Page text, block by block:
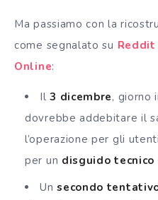
Ma passiamo con la
come segnalato su Reddit
Online:
Il3 dicembre, giorno
dovrebbe addebitare il
l’operazione per gli
per un disguido tecnico
Unsecondo